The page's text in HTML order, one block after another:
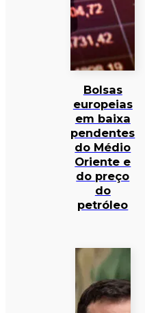
Bolsas
europeias
em baixa
pendentes
do Médio
Oriente e
do preço
do
petróleo